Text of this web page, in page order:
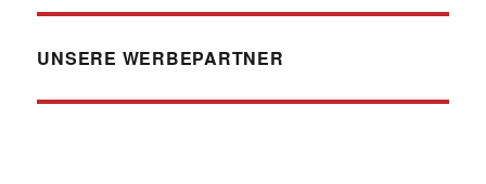
UNSERE WERBEPARTNER